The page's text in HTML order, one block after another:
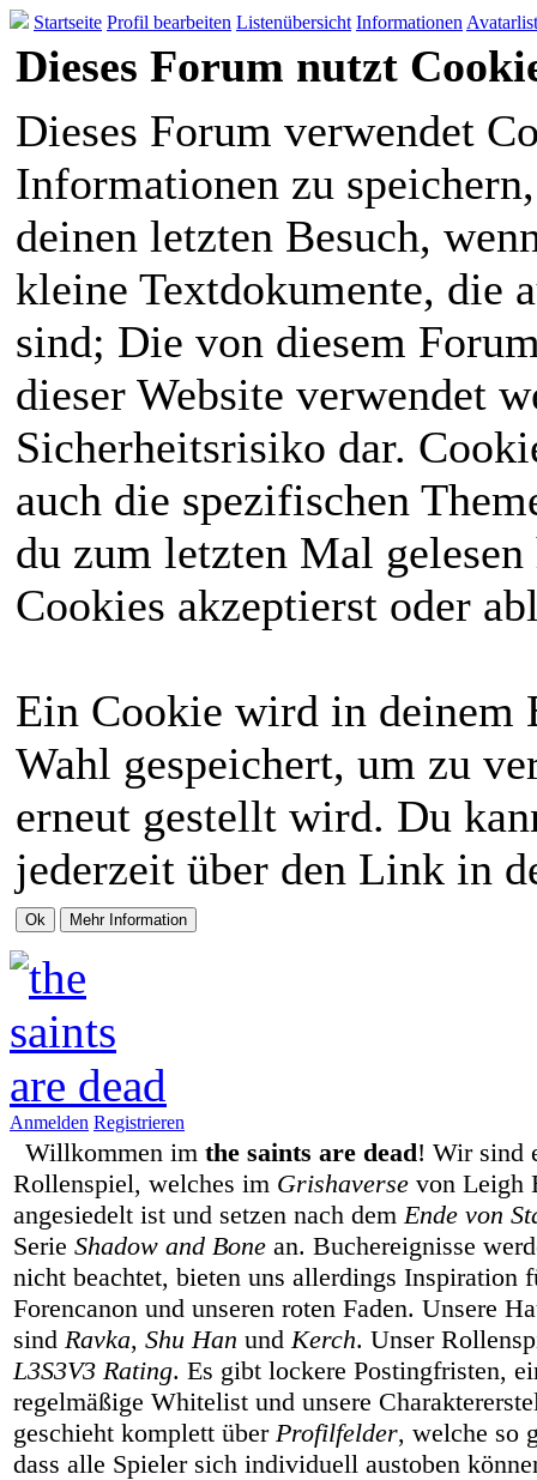
Startseite Profil bearbeiten Listenübersicht Informationen
Dieses Forum nutzt
Dieses Forum verwendet
Informationen zu
deinen letzten Besuch,
kleine Textdokumente, die
sind; Die von diesem
dieser Website verwendet
Sicherheitsrisiko dar.
auch die spezifischen
du zum letzten Mal
Cookies akzeptierst oder
Ein Cookie wird in deinem
Wahl gespeichert, um zu
erneut gestellt wird. Du
jederzeit über den Link in
Anmelden Registrieren
Willkommen im the saints are dead! Wir sind
Rollenspiel, welches im Grishaverse von Leigh
angesiedelt ist und setzen nach demEnde von
Serie Shadow and Bone an. Buchereignisse
nicht beachtet, bieten uns allerdings Inspiration
Forencanon und unseren roten Faden. Unsere
sind Ravka, Shu Han undKerch. Unser
L3S3V3 Rating. Es gibt lockere Postingfristen,
regelmäßige Whitelist und unsere
geschieht komplett über Profilfelder, welche so
dass alle Spieler sich individuell austoben